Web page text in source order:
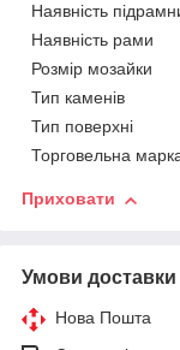
Наявність
Наявність рами
Розмір мозайки
Тип каменів
Тип поверхні
Торговельна
Приховати
Умови доставки
Нова Пошта